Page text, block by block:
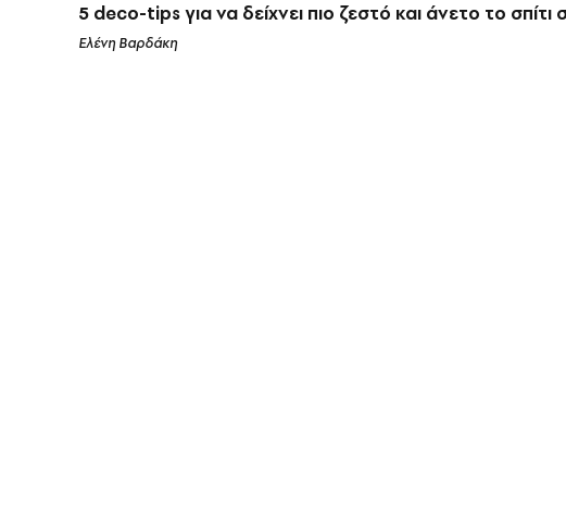
5 deco-tips για να δείχνει πιο ζεστό και άνετο το σπίτι
Ελένη Βαρδάκη